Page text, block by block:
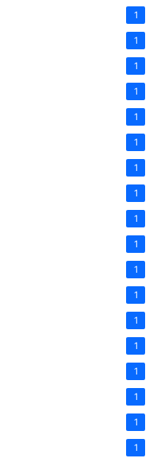
1
1
1
1
1
1
1
1
1
1
1
1
1
1
1
1
1
1